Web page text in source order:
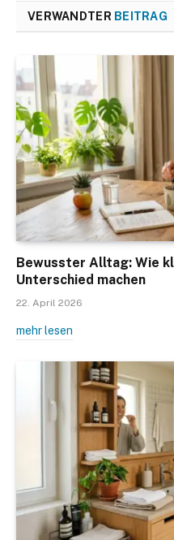
VERWANDTER BEITRAG
Bewusster Alltag: Wie
Unterschied machen
22. April 2026
mehr lesen